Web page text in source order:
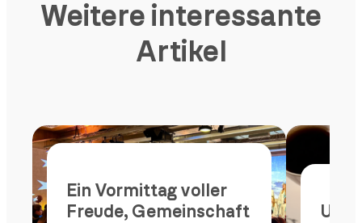
Weitere interessante
Artikel
Ein Vormittag voller
Freude, Gemeinschaft